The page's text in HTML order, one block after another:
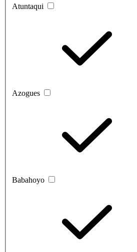
Atuntaqui
Azogues
Babahoyo